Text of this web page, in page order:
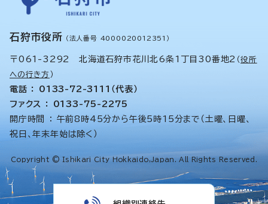
石狩市役所 （法人番号 4000020012351）
〒061-3292 北海道石狩市花川北6条1丁目30番地2 （役所
への行き方 ）
電話 ： 0133-72-3111（代表）
ファクス ： 0133-75-2275
開庁時間 ： 午前8時45分から午後5時15分まで（土曜、日曜、
祝日、年末年始は除く）
Copyright © Ishikari City Hokkaido,Japan. All Rights Reserved.